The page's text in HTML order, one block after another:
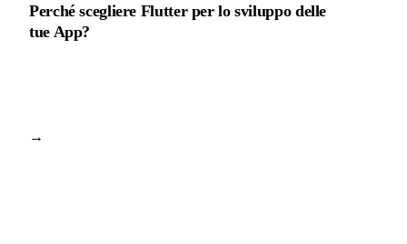
Perché scegliere Flutter per lo sviluppo delle
tue App?
→